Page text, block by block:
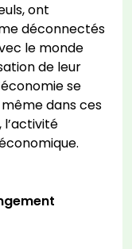
ont
déconnectés
le monde
de leur
se
dans ces
l’activité